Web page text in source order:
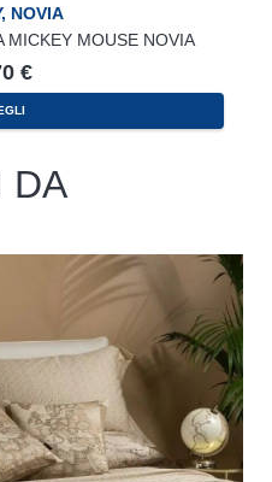
, NOVIA
MICKEY MOUSE NOVIA
€
DA